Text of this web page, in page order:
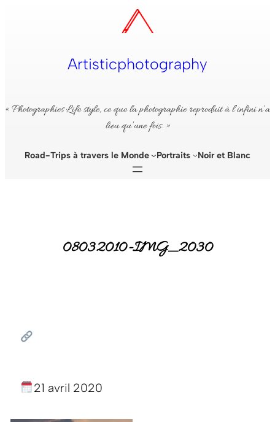
Artisticphotography
« Photographies Life style, ce que la photographie reproduit à l’infini n’a
lieu qu’une fois. »
Road-Trips à travers le Monde Portraits Noir et Blanc
08032010-IMG_2030
21 avril 2020